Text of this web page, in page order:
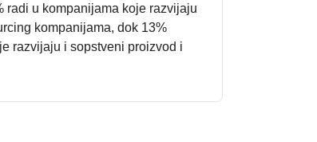
radi u kompanijama koje razvijaju
kompanijama, dok 13%
razvijaju i sopstveni proizvod i